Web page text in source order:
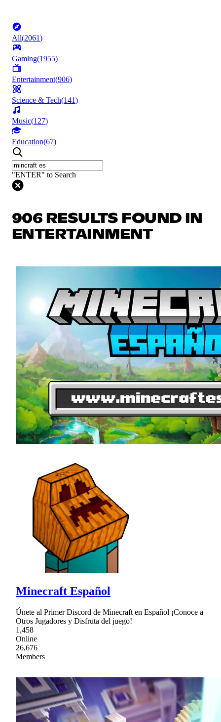
All(2061)
Gaming(1955)
Entertainment(906)
Science & Tech(141)
Music(127)
Education(67)
"ENTER" to Search
906 RESULTS FOUND IN
ENTERTAINMENT
Minecraft Español
Únete al Primer Discord de Minecraft en Español ¡Conoce a
Otros Jugadores y Disfruta del juego!
1,458
Online
26,676
Members